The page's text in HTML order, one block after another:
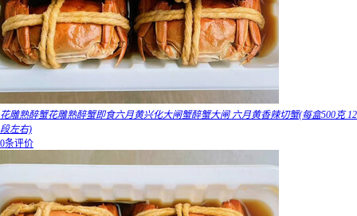
花雕熟醉蟹花雕熟醉蟹即食六月黄兴化大闸蟹醉蟹大闸 六月黄香辣切蟹(每盒500克 12
段左右)
0条评价